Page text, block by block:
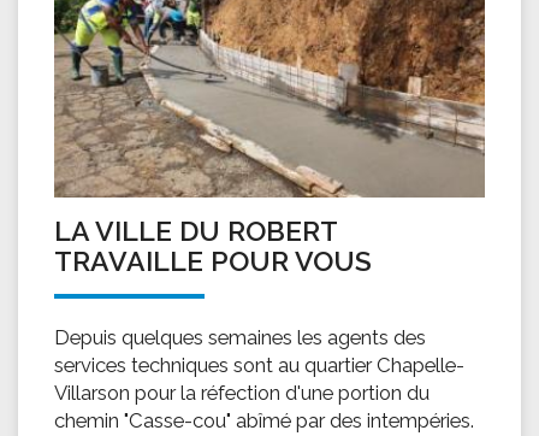
LA VILLE DU ROBERT
TRAVAILLE POUR VOUS
Depuis quelques semaines les agents des
services techniques sont au quartier Chapelle-
Villarson pour la réfection d'une portion du
chemin "Casse-cou" abîmé par des intempéries.